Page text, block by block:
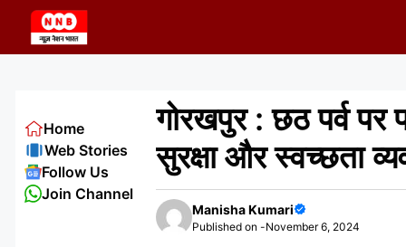
content
गोरखपुर : छठ पर्व
सुरक्षा और स्वच्छता
Manisha Kumari
Published on -November 6, 2024
Home
Web Stories
Follow Us
Join Channel